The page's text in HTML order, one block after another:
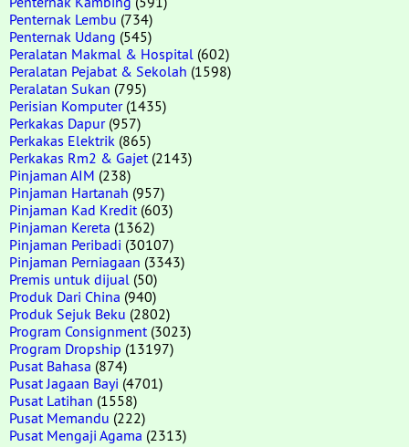
Penternak Lembu (734)
Penternak Udang (545)
Peralatan Makmal & Hospital (602)
Peralatan Pejabat & Sekolah (1598)
Peralatan Sukan (795)
Perisian Komputer(1435)
Perkakas Dapur(957)
Perkakas Elektrik (865)
Perkakas Rm2 & Gajet (2143)
Pinjaman AIM (238)
Pinjaman Hartanah (957)
Pinjaman Kad Kredit (603)
Pinjaman Kereta (1362)
Pinjaman Peribadi (30107)
Pinjaman Perniagaan (3343)
Premis untuk dijual (50)
Produk Dari China (940)
Produk Sejuk Beku (2802)
Program Consignment (3023)
Program Dropship (13197)
Pusat Bahasa (874)
Pusat Jagaan Bayi (4701)
Pusat Latihan (1558)
Pusat Memandu (222)
Pusat Mengaji Agama (2313)